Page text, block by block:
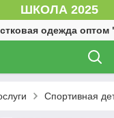
ШКОЛА 2025
одежда
Спортивная